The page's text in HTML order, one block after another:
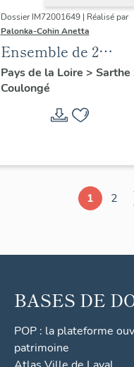
Dossier IM72001649 | Réalisé par
Palonka-Cohin Anetta
Ensemble de 2
retables : de la
Vierge et de saint
Sébastien
Pays de la Loire > Sarthe
Coulongé
1 2
BASES DE
POP : la plateforme
patrimoine